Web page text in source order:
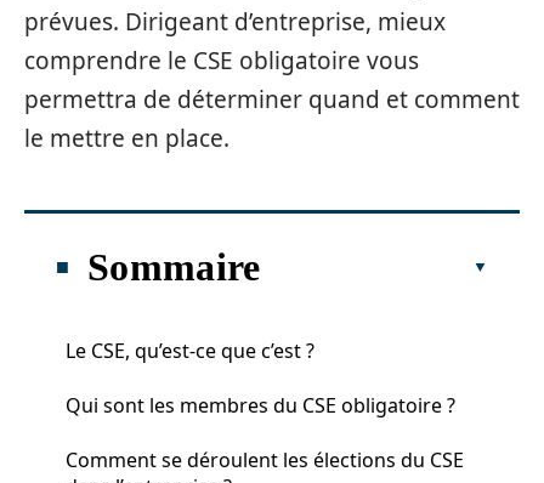
prévues. Dirigeant d’entreprise, mieux
comprendre le CSE obligatoire vous
permettra de déterminer quand et comment
le mettre en place.
Sommaire
Le CSE, qu’est-ce que c’est ?
Qui sont les membres du CSE obligatoire ?
Comment se déroulent les élections du CSE